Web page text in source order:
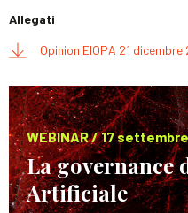
Allegati
Opinion EIOPA 21 dicembre
WEBINAR / 17 settembre
La governance
Artificiale